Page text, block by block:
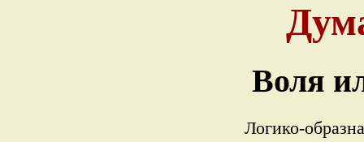
Воля
Логико-